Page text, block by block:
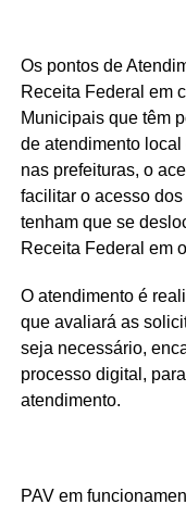
Os pontos de
Receita Federal em
Municipais que têm
de atendimento
nas prefeituras, o
facilitar o acesso
tenham que se
Receita Federal em
O atendimento é
que avaliará as
seja necessário,
processo digital,
atendimento.
PAV em